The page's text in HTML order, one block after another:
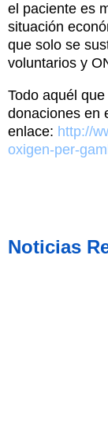
el paciente es
situación
que solo se
voluntarios y
Todo aquél
donaciones en
enlace: http://
oxigen-per-
Noticias